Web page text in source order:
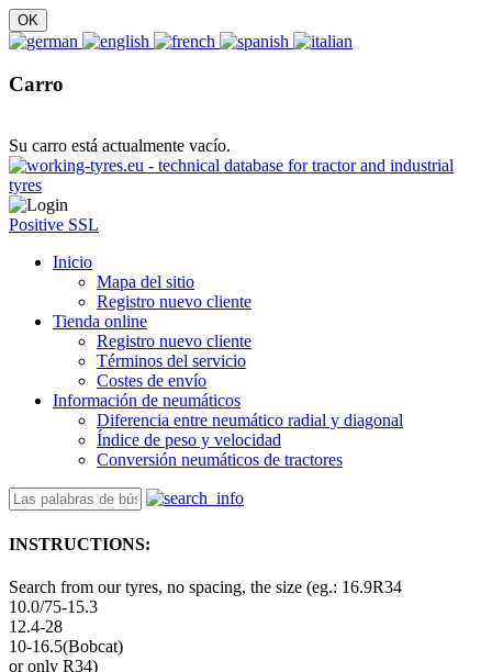
Carro
Su carro está actualmente vacío.
Positive SSL
Inicio
Mapa del sitio
Registro nuevo cliente
Tienda online
Registro nuevo cliente
Términos del servicio
Costes de envío
Información de neumáticos
Diferencia entre neumático radial y diagonal
Índice de peso y velocidad
Conversión neumáticos de tractores
INSTRUCTIONS:
Search from our tyres, no spacing, the size (eg.: 16.9R34
10.0/75-15.3
12.4-28
10-16.5(Bobcat)
or only R34)